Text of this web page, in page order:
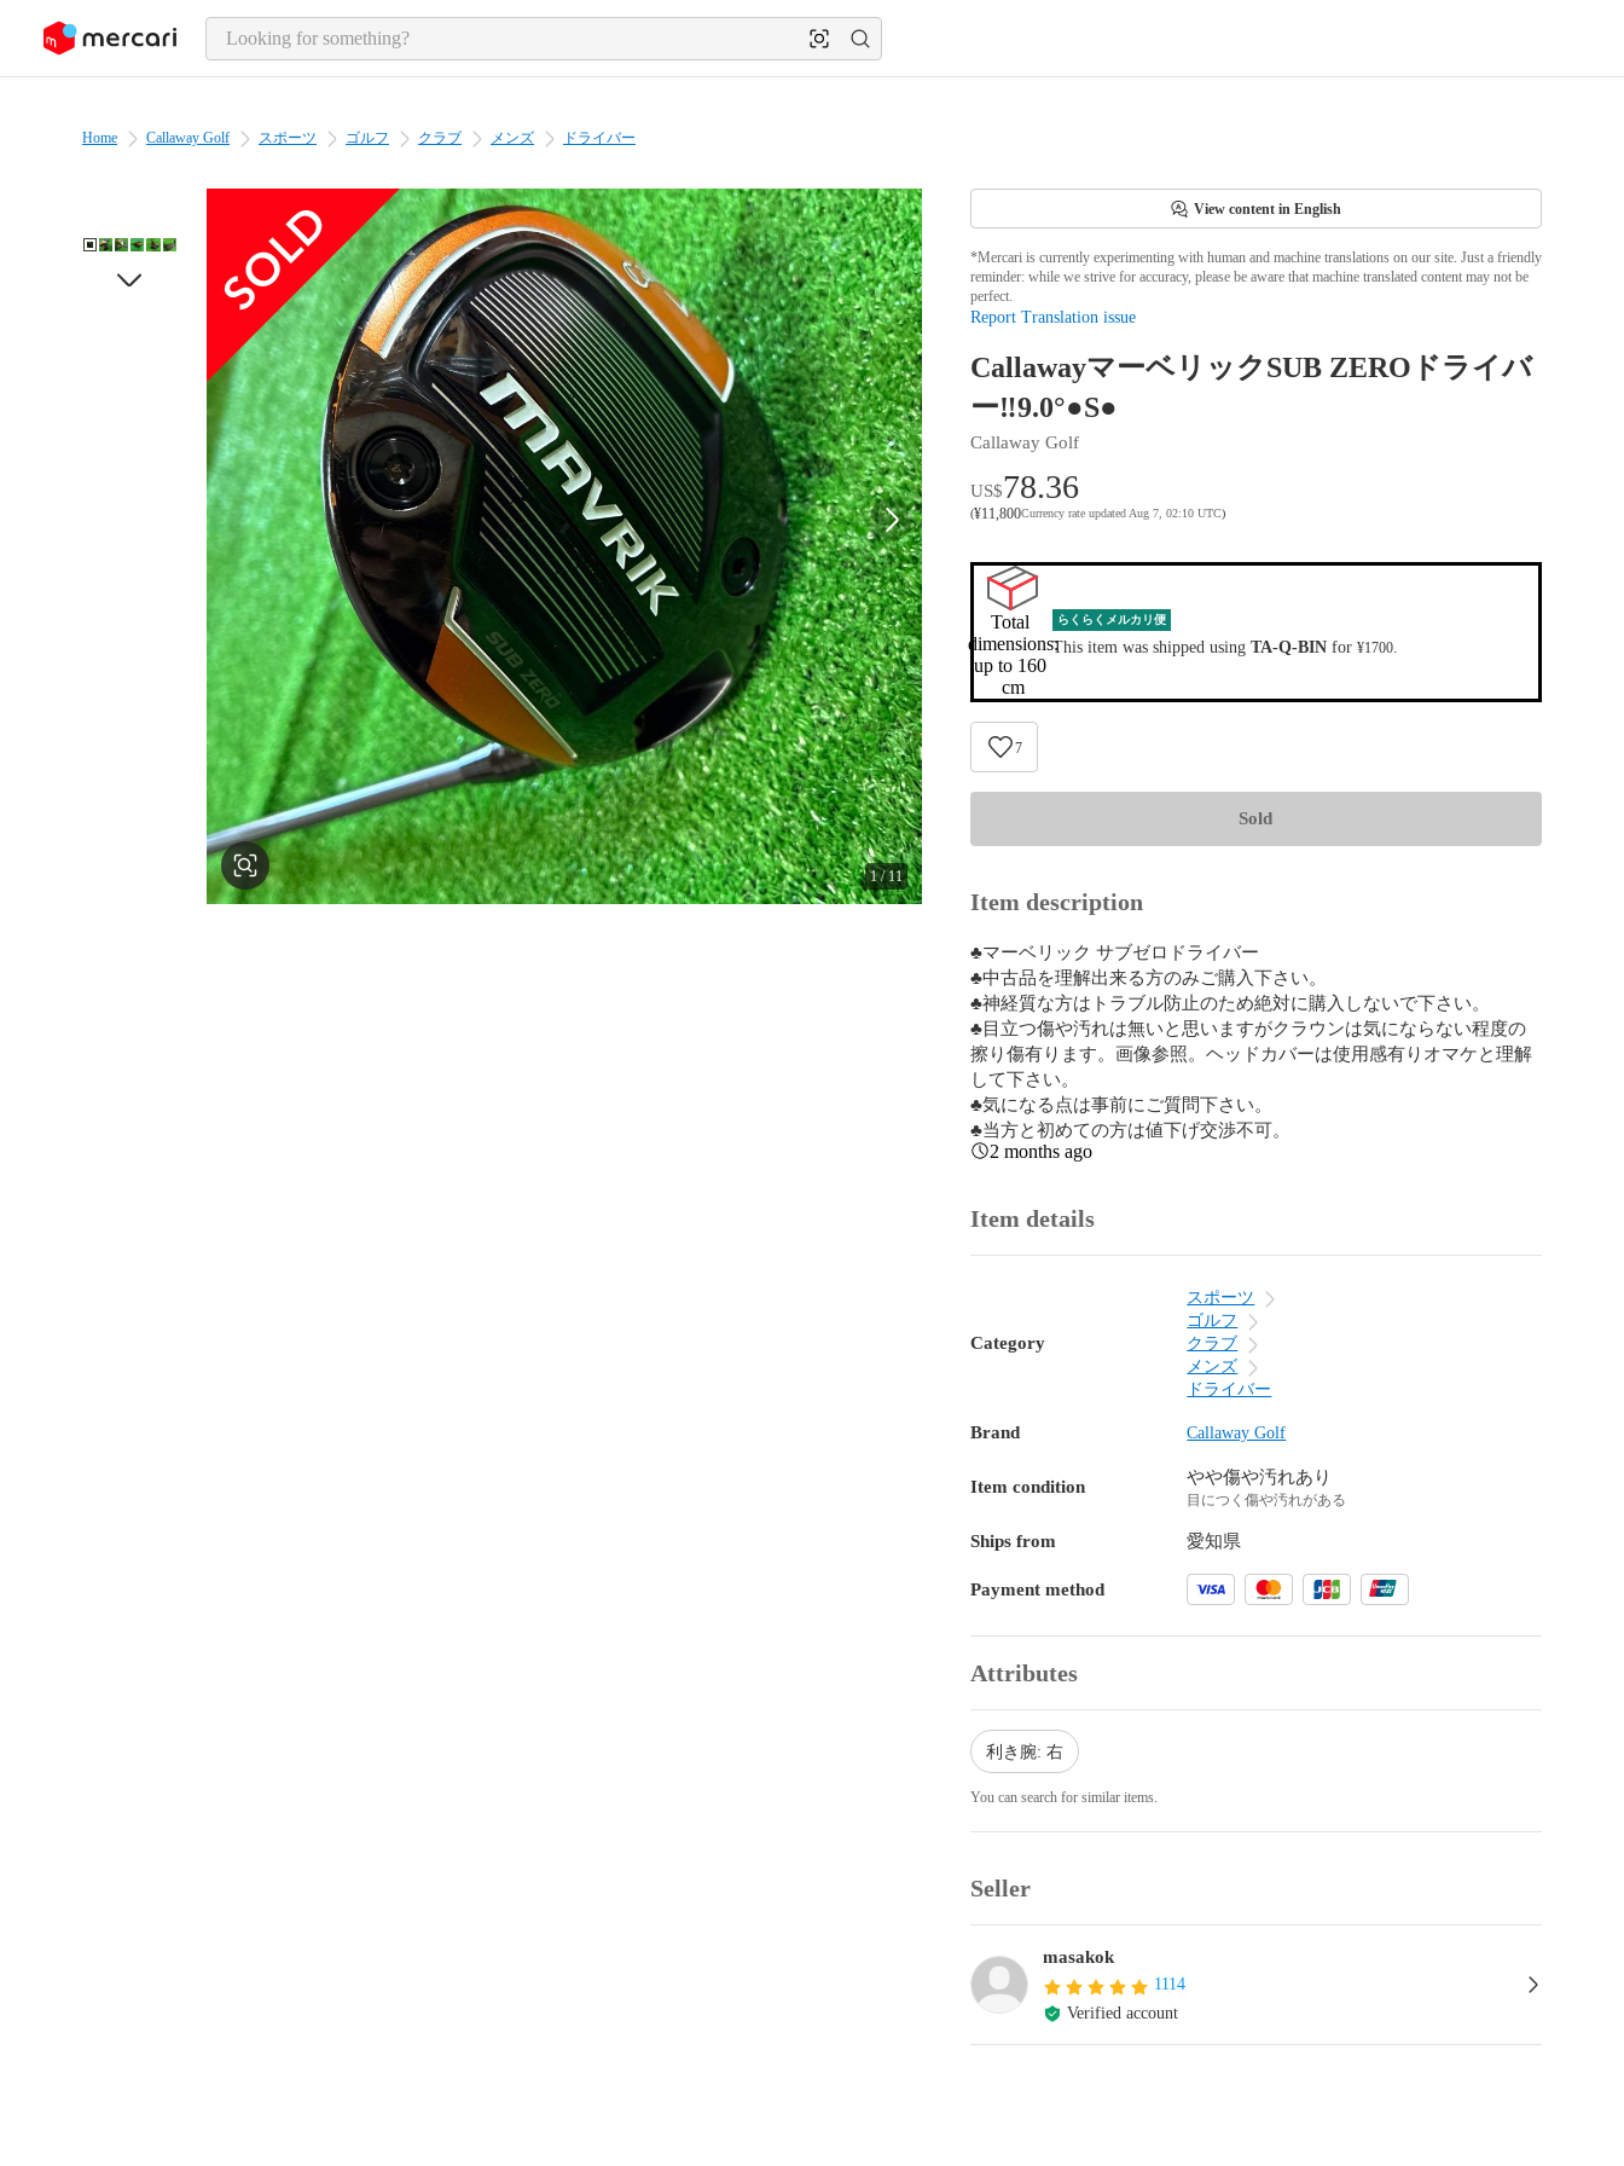
page content
Home Callaway Golf スポーツ ゴルフ クラブ メンズ ドライバー
1/11
View content in English
*Mercari is currently experimenting with human and machine translations on our site. Just a friendly
reminder: while we strive for accuracy, please be aware that machine translated content may not be
perfect.
Report Translation issue
CallawayマーベリックSUB ZEROドライバ
ー‼️9.0°●S●
Callaway Golf
US$78.36
(¥11,800Currency rate updated Aug 7, 02:10 UTC)
Total
dimensions:
up to 160
cm
らくらくメルカリ便
This item was shipped using TA-Q-BINfor ¥1700.
7
Sold
Item description
♣マーベリック サブゼロドライバー
♣中古品を理解出来る方のみご購入下さい。
♣神経質な方はトラブル防止のため絶対に購入しないで下さい。
♣目立つ傷や汚れは無いと思いますがクラウンは気にならない程度の
擦り傷有ります。画像参照。ヘッドカバーは使用感有りオマケと理解
して下さい。
♣気になる点は事前にご質問下さい。
♣当方と初めての方は値下げ交渉不可。
2 months ago
Item details
Category
スポーツ
ゴルフ
クラブ
メンズ
ドライバー
Brand Callaway Golf
Item condition やや傷や汚れあり
目につく傷や汚れがある
Ships from 愛知県
Payment method
Attributes
利き腕: 右
You can search for similar items.
Seller
masakok
1114
Verified account